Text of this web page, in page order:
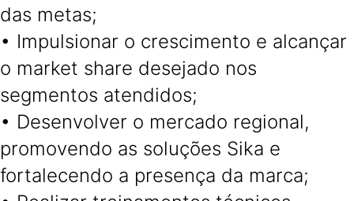
das metas;
• Impulsionar o crescimento e alcançar
o market share desejado nos
segmentos atendidos;
• Desenvolver o mercado regional,
promovendo as soluções Sika e
fortalecendo a presença da marca;